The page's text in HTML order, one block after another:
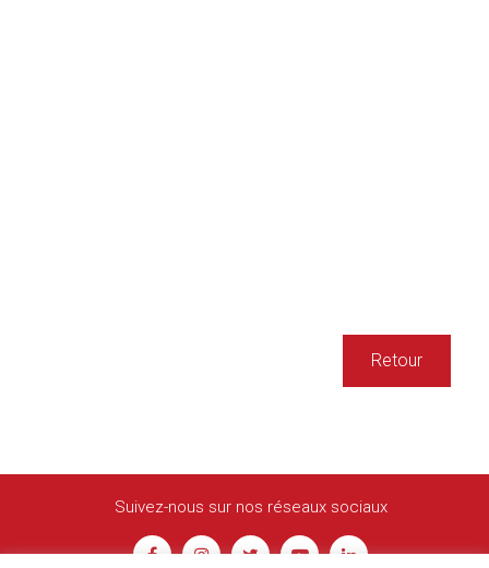
Retour
Suivez-nous sur nos réseaux sociaux